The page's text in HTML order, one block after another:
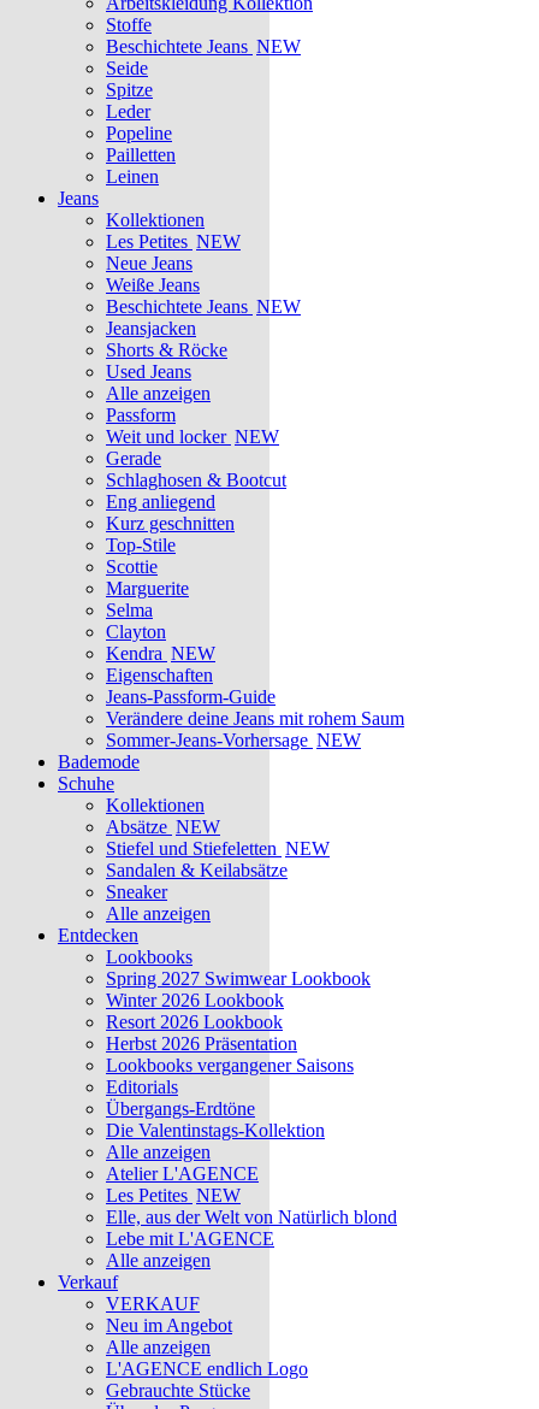
Stoffe
Beschichtete Jeans NEW
Seide
Spitze
Leder
Popeline
Pailletten
Leinen
Jeans
Kollektionen
Les Petites NEW
Neue Jeans
Weiße Jeans
Beschichtete Jeans NEW
Jeansjacken
Shorts & Röcke
Used Jeans
Alle anzeigen
Passform
Weit und locker NEW
Gerade
Schlaghosen & Bootcut
Eng anliegend
Kurz geschnitten
Top-Stile
Scottie
Marguerite
Selma
Clayton
Kendra NEW
Eigenschaften
Jeans-Passform-Guide
Verändere deine Jeans mit rohem Saum
Sommer-Jeans-Vorhersage NEW
Bademode
Schuhe
Kollektionen
Absätze NEW
Stiefel und Stiefeletten NEW
Sandalen & Keilabsätze
Sneaker
Alle anzeigen
Entdecken
Lookbooks
Spring 2027 Swimwear Lookbook
Winter 2026 Lookbook
Resort 2026 Lookbook
Herbst 2026 Präsentation
Lookbooks vergangener Saisons
Editorials
Übergangs-Erdtöne
Die Valentinstags-Kollektion
Alle anzeigen
Atelier L'AGENCE
Les Petites NEW
Elle, aus der Welt von Natürlich blond
Lebe mit L'AGENCE
Alle anzeigen
Verkauf
VERKAUF
Neu im Angebot
Alle anzeigen
L'AGENCE endlich Logo
Gebrauchte Stücke